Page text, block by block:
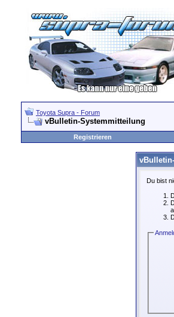
Toyota Supra - Forum
vBulletin-Systemmitteilung
Registrieren
Du bist